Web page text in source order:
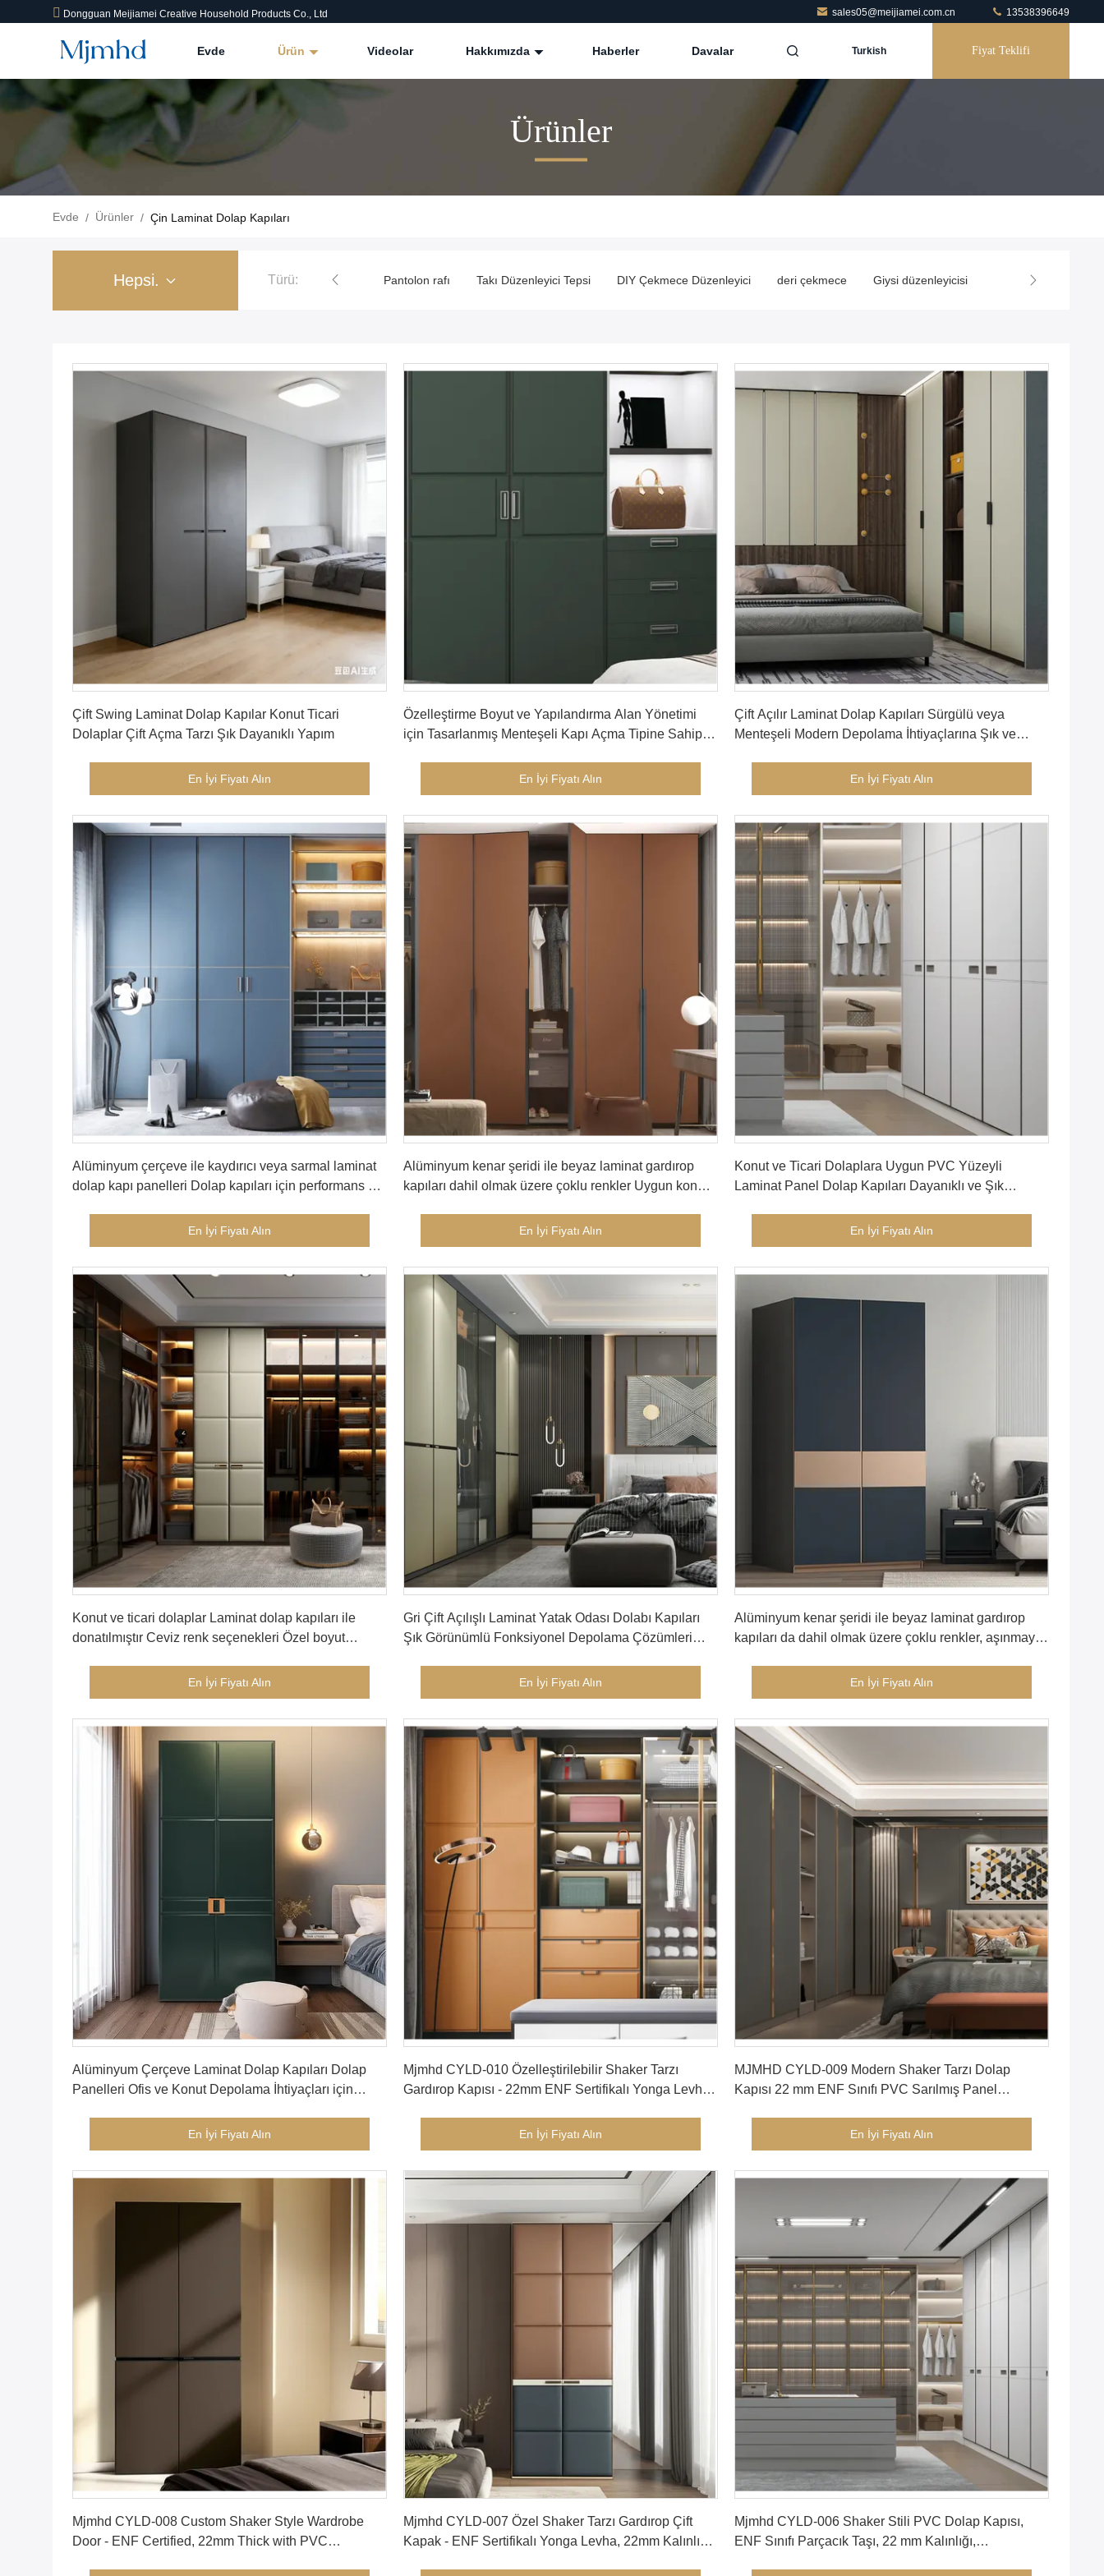
Dongguan Meijiamei Creative Household Products Co., Ltd sales05@meijiamei.com.cn 13538396649
Evde Ürün Videolar Hakkımızda Haberler Davalar Turkish Fiyat Teklifi
Ürünler
Evde / Ürünler / Çin Laminat Dolap Kapıları
Hepsi. Türü: Pantolon rafı Takı Düzenleyici Tepsi DIY Çekmece Düzenleyici deri çekmece Giysi düzenleyicisi Dolap Saklama
Çift Swing Laminat Dolap Kapılar Konut Ticari
Dolaplar Çift Açma Tarzı Şık Dayanıklı Yapım
En İyi Fiyatı Alın
Özelleştirme Boyut ve Yapılandırma Alan Yönetimi
için Tasarlanmış Menteşeli Kapı Açma Tipine Sahip
En İyi Fiyatı Alın
Çift Açılır Laminat Dolap Kapıları Sürgülü veya
Menteşeli Modern Depolama İhtiyaçlarına Şık ve
En İyi Fiyatı Alın
Alüminyum çerçeve ile kaydırıcı veya sarmal laminat
dolap kapı panelleri Dolap kapıları için performans ve
En İyi Fiyatı Alın
Alüminyum kenar şeridi ile beyaz laminat gardırop
kapıları dahil olmak üzere çoklu renkler Uygun konut
En İyi Fiyatı Alın
Konut ve Ticari Dolaplara Uygun PVC Yüzeyli
Laminat Panel Dolap Kapıları Dayanıklı ve Şık
En İyi Fiyatı Alın
Konut ve ticari dolaplar Laminat dolap kapıları ile
donatılmıştır Ceviz renk seçenekleri Özel boyut
En İyi Fiyatı Alın
Gri Çift Açılışlı Laminat Yatak Odası Dolabı Kapıları
Şık Görünümlü Fonksiyonel Depolama Çözümleri
En İyi Fiyatı Alın
Alüminyum kenar şeridi ile beyaz laminat gardırop
kapıları da dahil olmak üzere çoklu renkler, aşınmaya
En İyi Fiyatı Alın
Alüminyum Çerçeve Laminat Dolap Kapıları Dolap
Panelleri Ofis ve Konut Depolama İhtiyaçları için
En İyi Fiyatı Alın
Mjmhd CYLD-010 Özelleştirilebilir Shaker Tarzı
Gardırop Kapısı - 22mm ENF Sertifikalı Yonga Levha,
Odası ve Giyinme Odası için Neme Dayanıklı
En İyi Fiyatı Alın
MJMHD CYLD-009 Modern Shaker Tarzı Dolap
Kapısı 22 mm ENF Sınıfı PVC Sarılmış Panel
En İyi Fiyatı Alın
Mjmhd CYLD-008 Custom Shaker Style Wardrobe
Door - ENF Certified, 22mm Thick with PVC
Mjmhd CYLD-007 Özel Shaker Tarzı Gardırop Çift
Kapak - ENF Sertifikalı Yonga Levha, 22mm Kalınlık,
Mjmhd CYLD-006 Shaker Stili PVC Dolap Kapısı,
ENF Sınıfı Parçacık Taşı, 22 mm Kalınlığı,